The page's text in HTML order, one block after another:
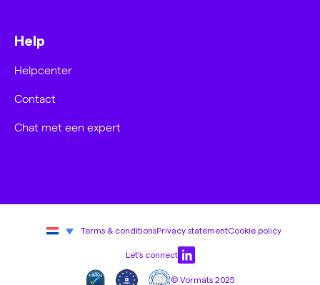
Help
Helpcenter
Contact
Chat met een expert
Terms & conditionsPrivacy statementCookie policy
Let’s connect
© Vormats 2025